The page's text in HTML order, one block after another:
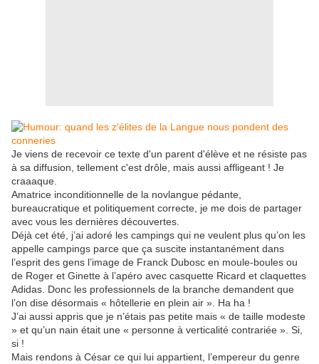
Je viens de recevoir ce texte d'un parent d'élève et ne résiste pas
à sa diffusion, tellement c'est drôle, mais aussi affligeant ! Je
craaaque.
Amatrice inconditionnelle de la novlangue pédante,
bureaucratique et politiquement correcte, je me dois de partager
avec vous les dernières découvertes.
Déjà cet été, j’ai adoré les campings qui ne veulent plus qu’on les
appelle campings parce que ça suscite instantanément dans
l’esprit des gens l’image de Franck Dubosc en moule-boules ou
de Roger et Ginette à l’apéro avec casquette Ricard et claquettes
Adidas. Donc les professionnels de la branche demandent que
l’on dise désormais « hôtellerie en plein air ». Ha ha !
J’ai aussi appris que je n’étais pas petite mais « de taille modeste
» et qu’un nain était une « personne à verticalité contrariée ». Si,
si !
Mais rendons à César ce qui lui appartient, l’empereur du genre